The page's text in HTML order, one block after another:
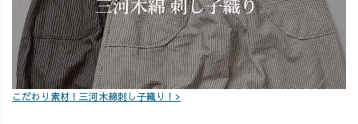
こだわり素材！三河木綿刺し子織り！>